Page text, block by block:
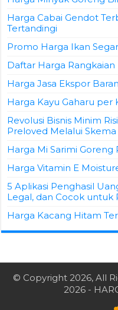
Harga Cabai Gendot
Tertandingi
Promo Harga Ikan
Daftar Harga
Harga Jasa Ekspor
Harga Kayu Gaharu per
Revolusi Bisnis Minim
Preloved Melalui Skema
Harga Mi Sarimi Goreng
Harga Vitamin E
5 Aplikasi Penghasil
Legal, dan Cocok untuk
Harga Kacang Hitam
© Copyright 2026, All
2026-